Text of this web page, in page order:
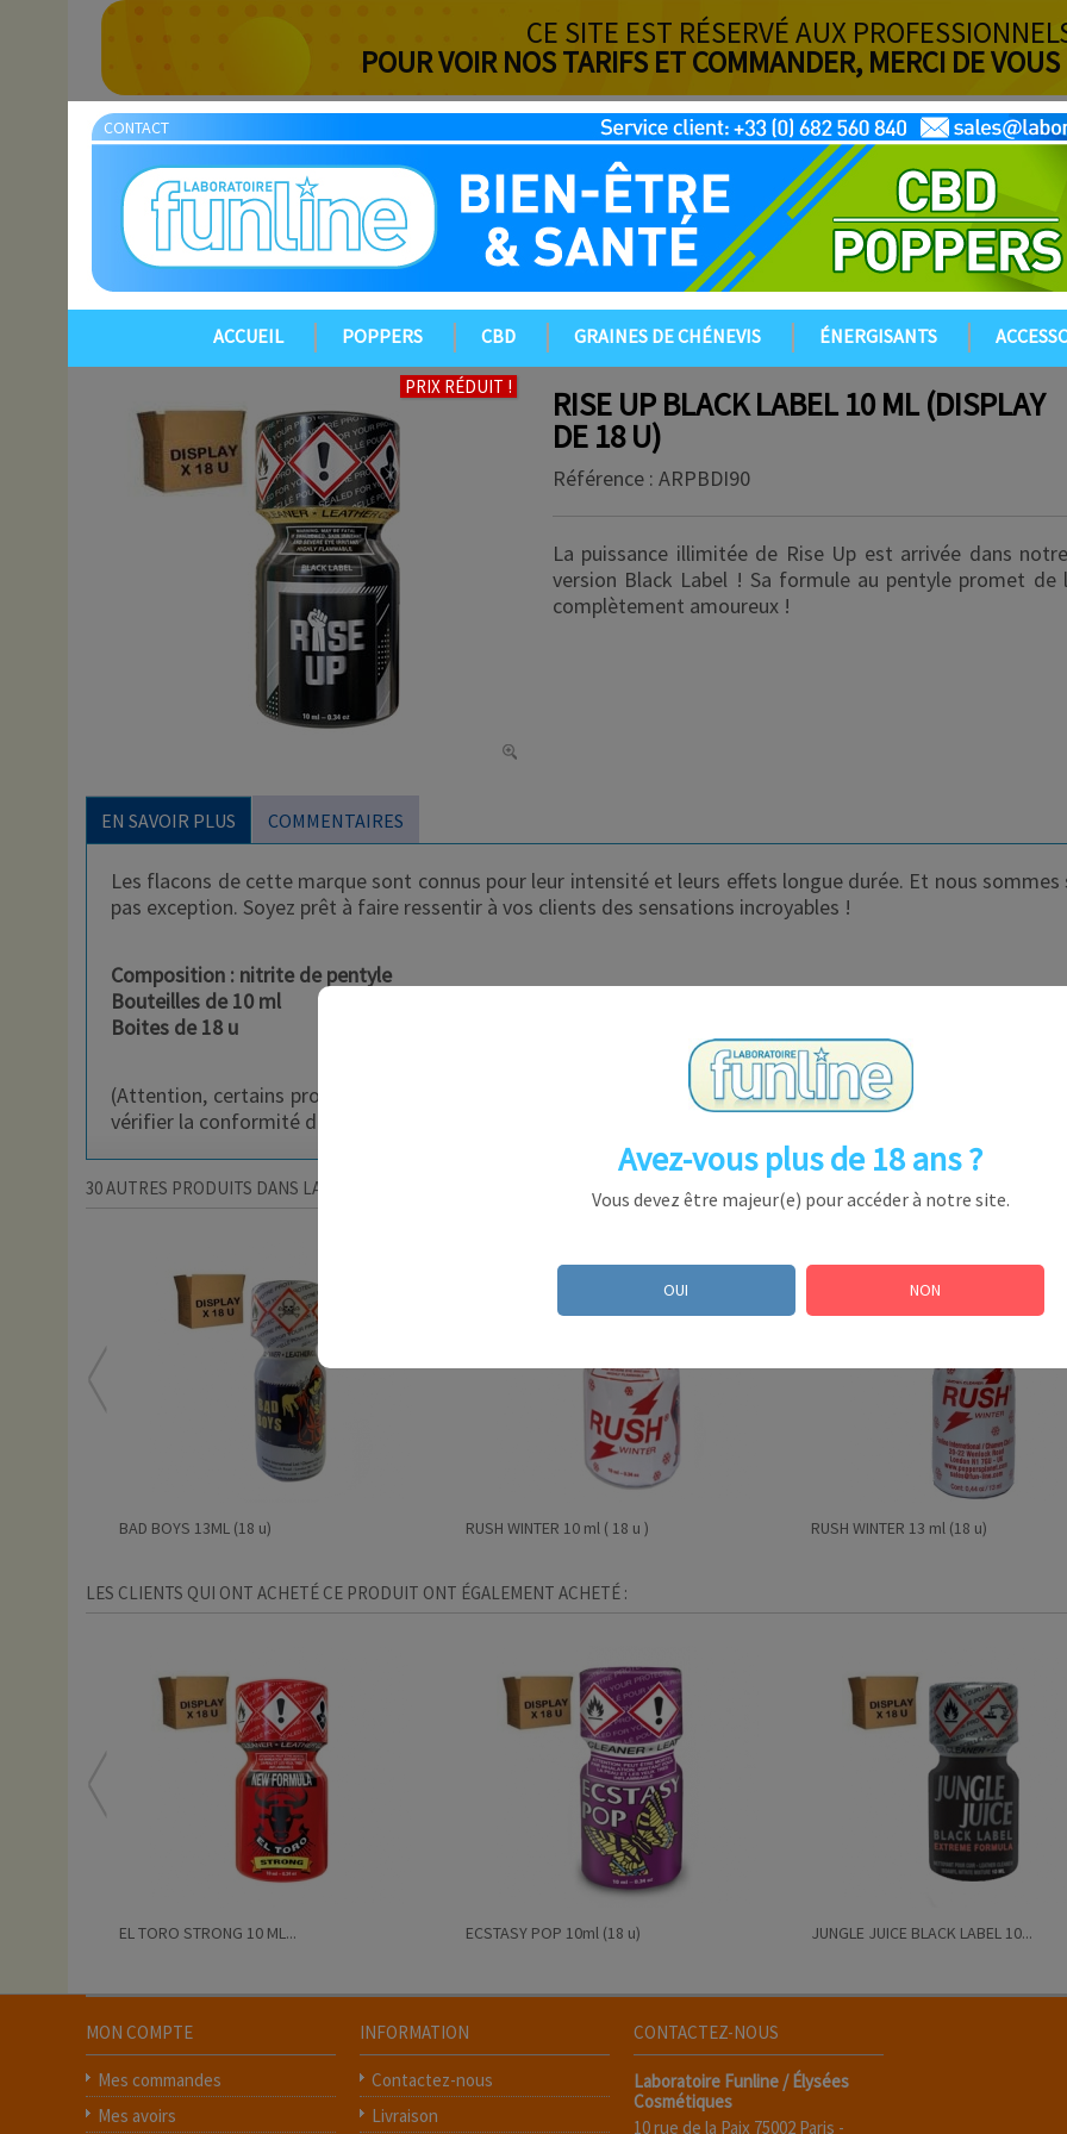
Avez-vous plus de 18 ans ?
Vous devez être majeur(e) pour accéder à notre site.
OUI NON
CE SITE EST RÉSERVÉ AUX
POUR VOIR NOS TARIFS ET COMMANDER, MERCI DE
CONTACT
ACCUEIL POPPERS CBD GRAINES DE CHÉNEVIS ÉNERGISANTS
PRIX RÉDUIT ! RISE UP BLACK LABEL 10 ML (DISPLAY
DE 18 U)
Référence : ARPBDI90
La puissance illimitée de Rise Up est arrivée dans
version Black Label ! Sa formule au pentyle promet de
complètement amoureux !
EN SAVOIR PLUS COMMENTAIRES
Les flacons de cette marque sont connus pour leur intensité et leurs effets longue durée. Et nous sommes
pas exception. Soyez prêt à faire ressentir à vos clients des sensations incroyables !
Composition : nitrite de pentyle
Bouteilles de 10 ml
Boites de 18 u
(Attention, certains produits peuvent être en vente libre dans certains pays mais interdits dans d'autres
vérifier la conformité du produit importé avec sa législation nationale)
30 AUTRES PRODUITS DANS LA MÊME CATÉGORIE :
BAD BOYS 13ML (18 u) RUSH WINTER 10 ml ( 18 u ) RUSH WINTER 13 ml (18 u)
LES CLIENTS QUI ONT ACHETÉ CE PRODUIT ONT ÉGALEMENT ACHETÉ :
EL TORO STRONG 10 ML... ECSTASY POP 10ml (18 u) JUNGLE JUICE BLACK LABEL 10...
MON COMPTE
Mes commandes
Mes avoirs
INFORMATION
Contactez-nous
Livraison
CONTACTEZ-NOUS
Laboratoire Funline / Élysées
Cosmétiques
10 rue de la Paix 75002 Paris -